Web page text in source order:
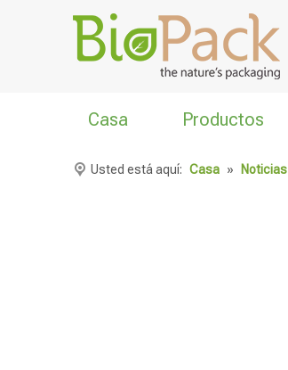
Casa Productos
Usted está aquí: Casa » Noticias